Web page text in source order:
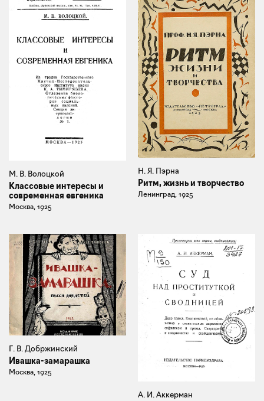
М. В. Волоцкой
Классовые интересы и
современная евгеника
Москва, 1925
Н. Я. Пэрна
Ритм, жизнь и творчество
Ленинград, 1925
Г. В. Добржинский
Ивашка-замарашка
Москва, 1925
А. И. Аккерман